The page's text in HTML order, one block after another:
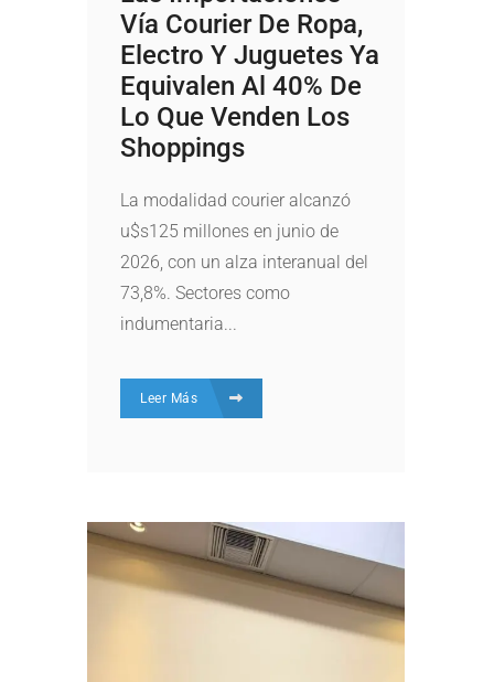
Vía Courier De Ropa,
Electro Y Juguetes Ya
Equivalen Al 40% De
Lo Que Venden Los
Shoppings
La modalidad courier alcanzó
u$s125 millones en junio de
2026, con un alza interanual del
73,8%. Sectores como
indumentaria...
Leer Más